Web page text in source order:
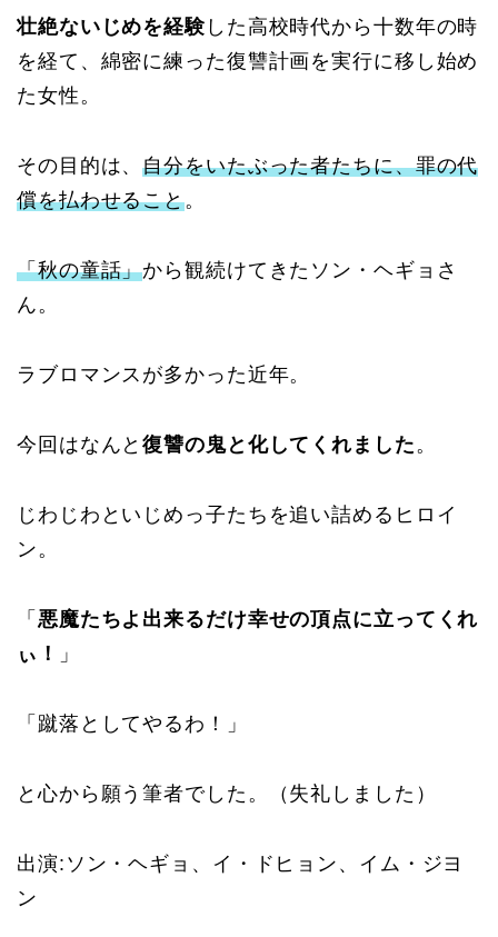
壮絶ないじめを経験 した高校時代から十数年の時
を経て、綿密に練った復讐計画を実行に移し始め
た女性。
その目的は、自分をいたぶった者たちに、罪の代
償を払わせること。
「秋の童話」から観続けてきたソン・ヘギョさ
ん。
ラブロマンスが多かった近年。
今回はなんと復讐の鬼と化してくれました。
じわじわといじめっ子たちを追い詰めるヒロイ
ン。
「 悪魔たちよ出来るだけ幸せの頂点に立ってくれ
ぃ！
」
「蹴落としてやるわ！」
と心から願う筆者でした。（失礼しました）
出演: ソン・ヘギョ、イ・ドヒョン、イム・ジヨ
ン